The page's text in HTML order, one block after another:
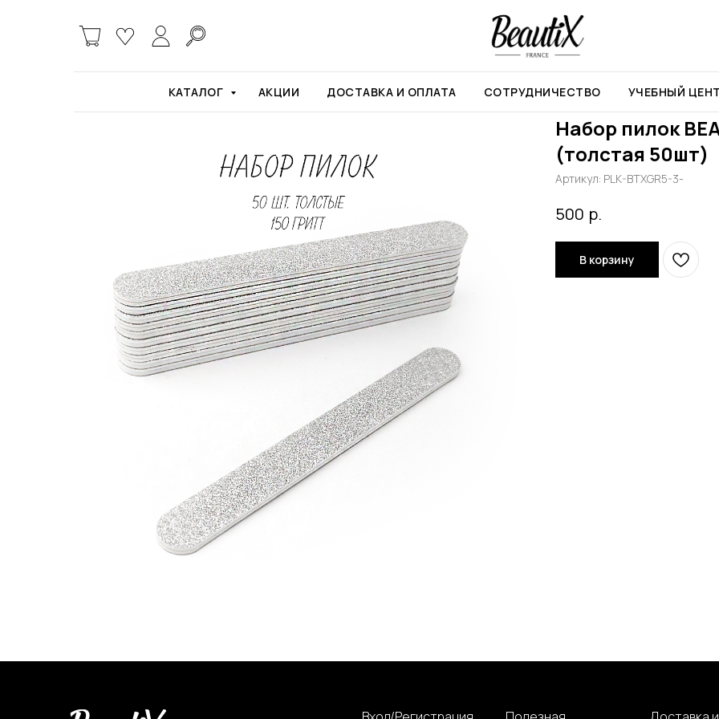
КАТАЛОГ АКЦИИ ДОСТАВКА И ОПЛАТА СОТРУДНИЧЕСТВО УЧЕБНЫЙ
Набор пилок
(толстая 50шт)
Артикул: PLK-BTXGR5-3-
500 р.
В корзину